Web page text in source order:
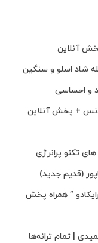
آنلاین
شاد اسلو و سنگین
و احساسی
دنس + پخش آنلاین
تکنو پرانرژی
(قدیم جدید)
” همراه پخش
| تمام ترانه‌ها